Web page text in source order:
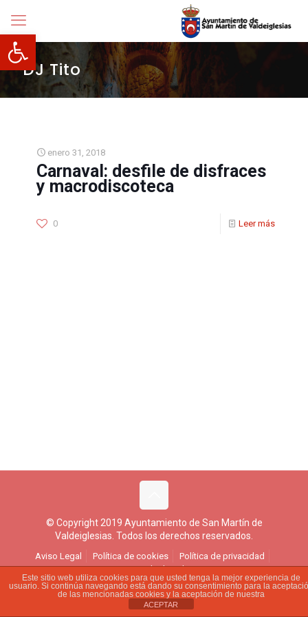
Abrir barra de herramientas
DJ Tito
enero 31, 2018
Carnaval: desfile de disfraces
y macrodiscoteca
0 Leer más
© Copyright 2019 Ayuntamiento de San Martín de
Valdeiglesias. Todos los derechos reservados.
Aviso Legal Política de cookies
Política de privacidad
Ejercicio de derechos
Este sitio web utiliza cookies para que usted tenga la mejor experiencia de
usuario. Si continúa navegando está dando su consentimiento para la
de las mencionadas cookies y la aceptación de nuestra
ACEPTAR